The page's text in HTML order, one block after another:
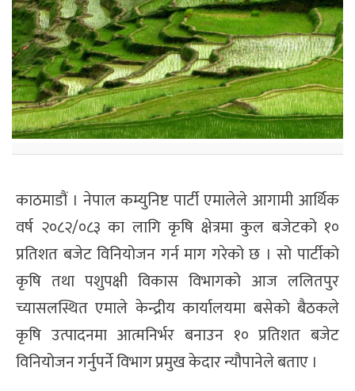
काठमाडौं । नेपाल कम्युनिष्ट पार्टी एमालेले आगामी आर्थिक
वर्ष २०८२/०८३ का लागि कृषि क्षेत्रमा कुल बजेटको १०
प्रतिशत बजेट विनियोजन गर्न माग गरेको छ । सो पार्टीको
कृषि तथा पशुपक्षी विकास विभागको आज ललितपुर
च्यासलस्थित एमाले केन्द्रीय कार्यालयमा बसेको बैठकले
कृषि उत्पादनमा आत्मनिर्भर बनाउन १० प्रतिशत बजेट
विनियोजन गर्नुपर्ने विभाग प्रमुख केदार न्यौपानेले बताए ।